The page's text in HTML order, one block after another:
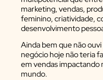
marketing, vendas,
feminino, criatividade,
desenvolvimento
Ainda bem que não
negócio hoje não teria
em vendas impactando
mundo.